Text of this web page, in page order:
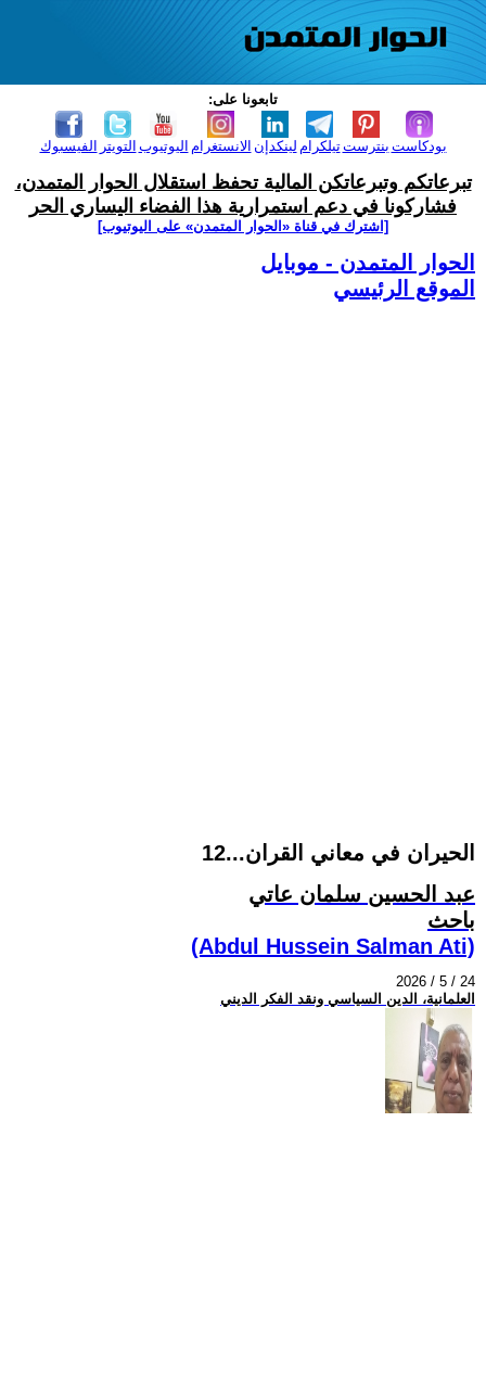
تابعونا على:
الفيسبوك التويتر اليوتيوب الانستغرام لينكدإن تيلكرامبنترست بودكاست
تبرعاتكم وتبرعاتكن المالية تحفظ استقلال الحوار المتمدن،
فشاركونا في دعم استمرارية هذا الفضاء اليساري الحر
[اشترك في قناة ‫«الحوار المتمدن» على اليوتيوب]
الحوار المتمدن - موبايل
الموقع الرئيسي
الحيران في معاني القران...12
عبد الحسين سلمان عاتي
باحث
(Abdul Hussein Salman Ati)
2026 / 5 / 24
العلمانية، الدين السياسي ونقد الفكر الديني